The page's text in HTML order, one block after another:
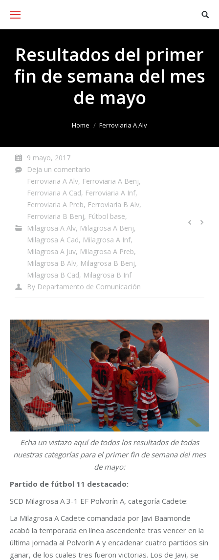
Resultados del primer
fin de semana del mes
de mayo
Home Ferroviaria A Alv
9 mayo, 2017
Deja un comentario
Ferroviaria A Alv, Ferroviaria A Benj,
Ferroviaria A Cad, Ferroviaria A Inf,
Ferroviaria A Preb, Ferroviaria B Alv,
Ferroviaria B Benj, Fútbol base,
Milagrosa A Alv, Milagrosa A Benj,
Milagrosa A Cad, Milagrosa A Inf,
Milagrosa A Juv, Milagrosa A Preb,
Milagrosa B Alv, Milagrosa B Benj,
Milagrosa B Cad, Milagrosa B Inf
By Departamento de Comunicación
Echa un vistazo aquí de todos los resultados de todas
nuestras categorías para el primer fin de semana del mes
de mayo:
Partido de fútbol 11 destacado:
SCD Milagrosa A 3-1 EF Polvorín A, categoría Cadete:
La Milagrosa A Cadete comandada por Javi Baamonde
acabó la temporada en línea ascendente tras vencer en la
última jornada al Polvorín A y encadenar cuatro partidos sin
ganar, de los cuales tres fueron victorias. Los de Javi, se